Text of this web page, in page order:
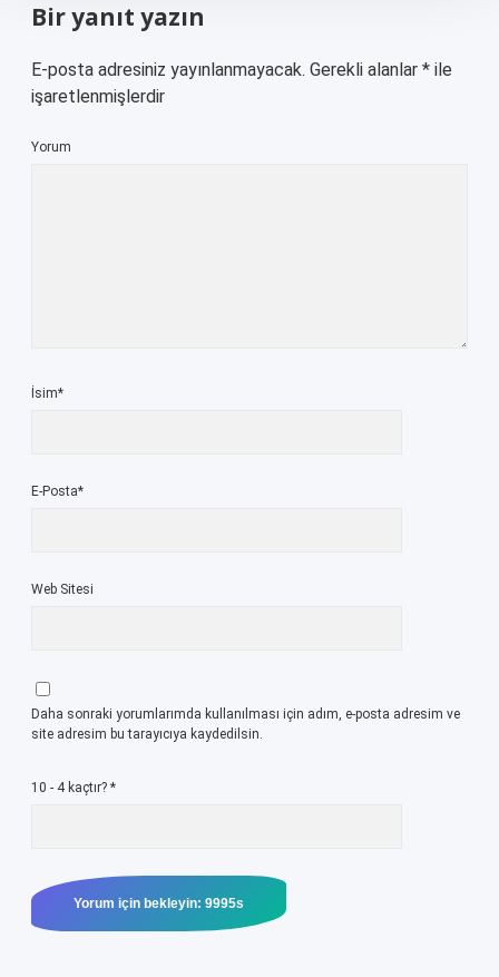
Bir yanıt yazın
E-posta adresiniz yayınlanmayacak. Gerekli alanlar * ile
işaretlenmişlerdir
Yorum
İsim*
E-Posta*
Web Sitesi
Daha sonraki yorumlarımda kullanılması için adım, e-posta adresim ve
site adresim bu tarayıcıya kaydedilsin.
10 - 4 kaçtır? *